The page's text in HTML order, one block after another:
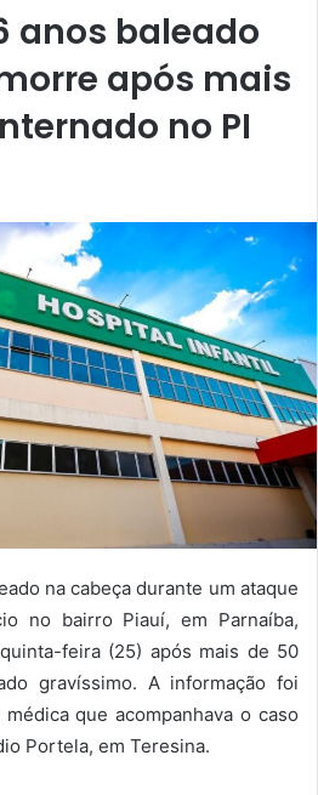
anos baleado
após mais
no PI
na cabeça durante um ataque
no bairro Piauí, em Parnaíba,
feira (25) após mais de 50
gravíssimo. A informação foi
que acompanhava o caso
Portela, em Teresina.